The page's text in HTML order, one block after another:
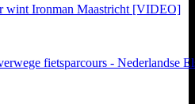
wint Ironman Maastricht [VIDEO]
fietsparcours - Nederlandse